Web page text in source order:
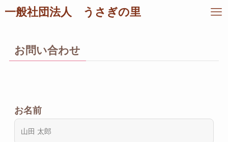
一般社団法人 うさぎの里
お問い合わせ
お名前